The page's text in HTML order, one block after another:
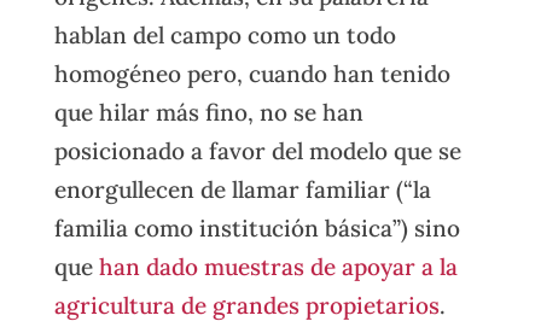
hablan del campo como un todo
homogéneo pero, cuando han tenido
que hilar más fino, no se han
posicionado a favor del modelo que se
enorgullecen de llamar familiar (“la
familia como institución básica”) sino
que han dado muestras de apoyar a la
agricultura de grandes propietarios.